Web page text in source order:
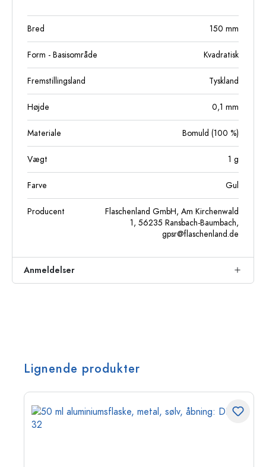
Bred 150 mm
Form - Basisområde Kvadratisk
Fremstillingsland Tyskland
Højde 0,1 mm
Materiale Bomuld (100 %)
Vægt 1 g
Farve Gul
Producent
Flaschenland GmbH, Am Kirchenwald
1, 56235 Ransbach-Baumbach,
gpsr@flaschenland.de
Anmeldelser
Lignende produkter